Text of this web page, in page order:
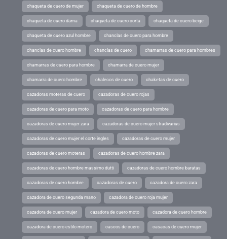
chaqueta de cuero de mujer chaqueta de cuero de hombre
chaqueta de cuero dama chaqueta de cuero corta chaqueta de cuero beige
chaqueta de cuero azul hombre chanclas de cuero para hombre
chanclas de cuero hombre chanclas de cuero chamarras de cuero para hombres
chamarras de cuero para hombre chamarra de cuero mujer
chamarra de cuero hombre chalecos de cuero chaketas de cuero
cazadoras moteras de cuero cazadoras de cuero rojas
cazadoras de cuero para moto cazadoras de cuero para hombre
cazadoras de cuero mujer zara cazadoras de cuero mujer stradivarius
cazadoras de cuero mujer el corte ingles cazadoras de cuero mujer
cazadoras de cuero moteras cazadoras de cuero hombre zara
cazadoras de cuero hombre massimo dutti cazadoras de cuero hombre baratas
cazadoras de cuero hombre cazadoras de cuero cazadora de cuero zara
cazadora de cuero segunda mano cazadora de cuero roja mujer
cazadora de cuero mujer cazadora de cuero moto cazadora de cuero hombre
cazadora de cuero estilo motero cascos de cuero casacas de cuero mujer